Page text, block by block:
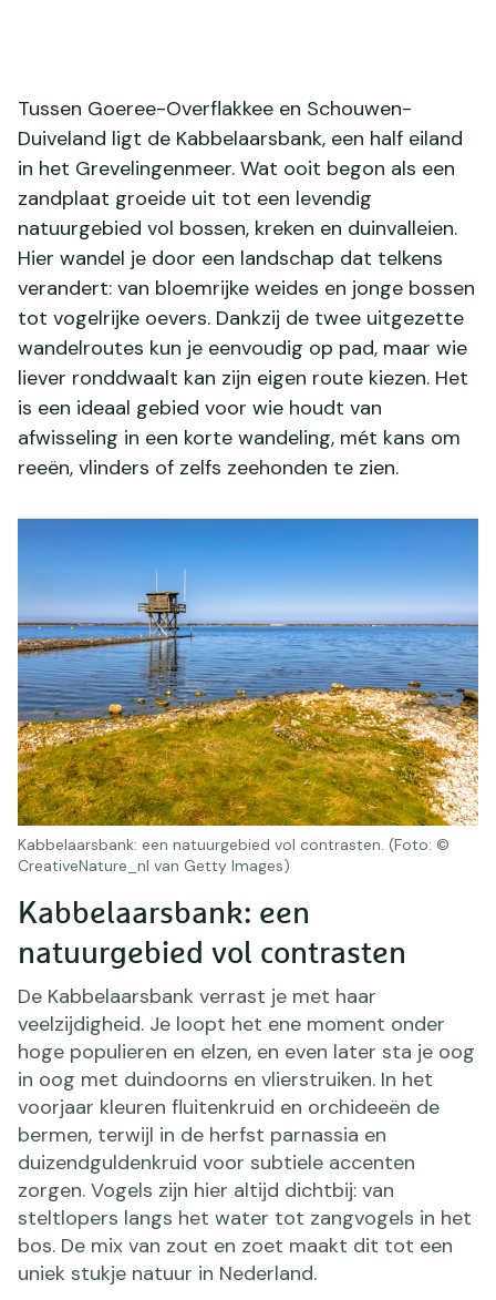
Tussen Goeree-Overflakkee en Schouwen-
Duiveland ligt de Kabbelaarsbank, een half eiland
in het Grevelingenmeer. Wat ooit begon als een
zandplaat groeide uit tot een levendig
natuurgebied vol bossen, kreken en duinvalleien.
Hier wandel je door een landschap dat telkens
verandert: van bloemrijke weides en jonge bossen
tot vogelrijke oevers. Dankzij de twee uitgezette
wandelroutes kun je eenvoudig op pad, maar wie
liever ronddwaalt kan zijn eigen route kiezen. Het
is een ideaal gebied voor wie houdt van
afwisseling in een korte wandeling, mét kans om
reeën, vlinders of zelfs zeehonden te zien.
Kabbelaarsbank: een
natuurgebied vol contrasten
De Kabbelaarsbank verrast je met haar
veelzijdigheid. Je loopt het ene moment onder
hoge populieren en elzen, en even later sta je oog
in oog met duindoorns en vlierstruiken. In het
voorjaar kleuren fluitenkruid en orchideeën de
bermen, terwijl in de herfst parnassia en
duizendguldenkruid voor subtiele accenten
zorgen. Vogels zijn hier altijd dichtbij: van
steltlopers langs het water tot zangvogels in het
bos. De mix van zout en zoet maakt dit tot een
uniek stukje natuur in Nederland.
Kabbelaarsbank: een natuurgebied vol contrasten. (Foto: ©
CreativeNature_nl van Getty Images)